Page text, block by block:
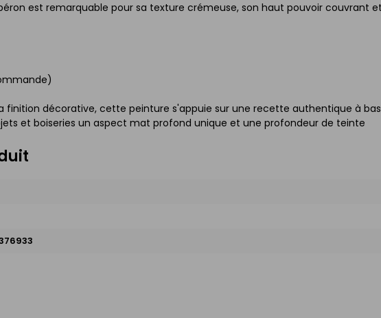
est remarquable pour sa texture crémeuse, son haut pouvoir couvrant
finition décorative, cette peinture s'appuie sur une recette authentique à
et boiseries un aspect mat profond unique et une profondeur de teinte